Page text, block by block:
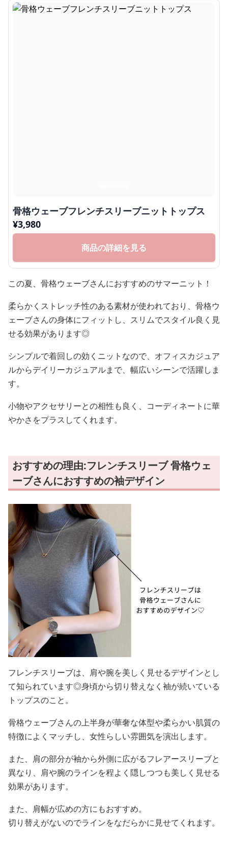
骨格ウェーブフレンチスリーブニットトップス
¥3,980
商品の詳細を見る
この夏、骨格ウェーブさんにおすすめのサマーニット！
柔らかくストレッチ性のある素材が使われており、骨格ウ
ェーブさんの身体にフィットし、スリムでスタイル良く見
せる効果があります◎
シンプルで着回しの効くニットなので、オフィスカジュア
ルからデイリーカジュアルまで、幅広いシーンで活躍しま
す。
小物やアクセサリーとの相性も良く、コーディネートに華
やかさをプラスしてくれます。
おすすめの理由:フレンチスリーブ 骨格ウェ
ーブさんにおすすめの袖デザイン
フレンチスリーブは、肩や腕を美しく見せるデザインとし
て知られています◎身頃から切り替えなく袖が続いている
トップスのこと。
骨格ウェーブさんの上半身が華奢な体型や柔らかい肌質の
特徴によくマッチし、女性らしい雰囲気を演出します。
また、肩の部分が袖から外側に広がるフレアースリーブと
異なり、肩や腕のラインを程よく隠しつつも美しく見せる
効果があります。
また、肩幅が広めの方にもおすすめ。
切り替えがないのでラインをなだらかに見せてくれます。